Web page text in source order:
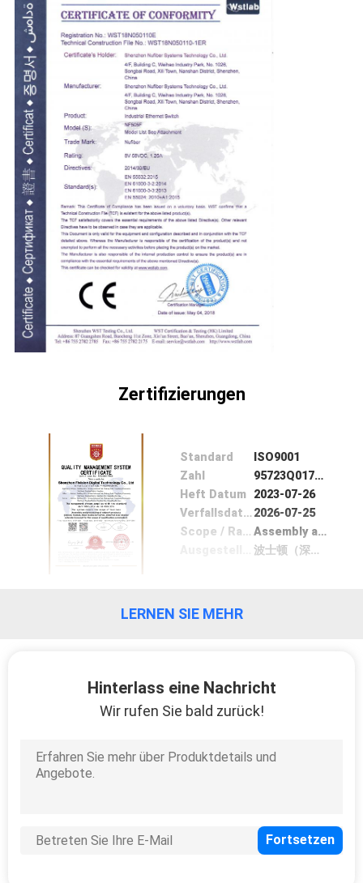
Zertifizierungen
Standard
ISO9001
Zahl
95723Q0172ROS
Heft Datum
2023-07-26
Verfallsdatum 2026-07-25
Scope / Range
Assembly and processing of netwrok products
波士顿（深圳）认证检验有限公司
LERNEN SIE MEHR
Hinterlass eine Nachricht
Wir rufen Sie bald zurück!